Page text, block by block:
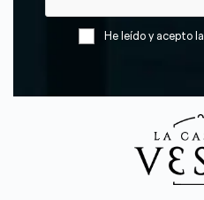
He leído y acepto la